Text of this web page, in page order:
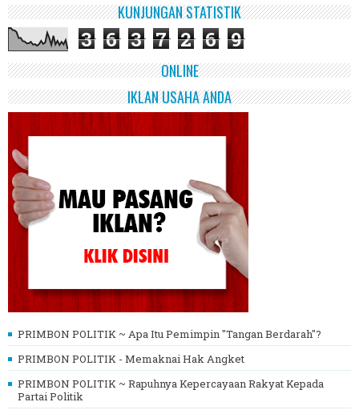
KUNJUNGAN STATISTIK
3 6 3 7 2 6 9
ONLINE
IKLAN USAHA ANDA
PRIMBON POLITIK ~ Apa Itu Pemimpin "Tangan Berdarah"?
PRIMBON POLITIK - Memaknai Hak Angket
PRIMBON POLITIK ~ Rapuhnya Kepercayaan Rakyat Kepada
Partai Politik